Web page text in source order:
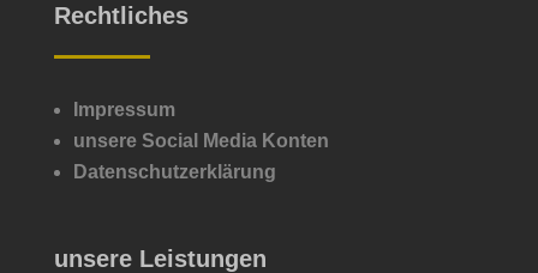
Rechtliches
Impressum
unsere Social Media Konten
Datenschutzerklärung
unsere Leistungen